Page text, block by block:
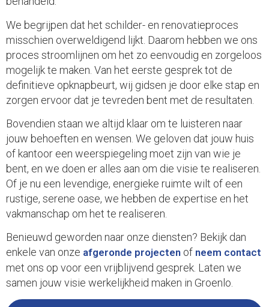
We begrijpen dat het schilder- en renovatieproces
misschien overweldigend lijkt. Daarom hebben we ons
proces stroomlijnen om het zo eenvoudig en zorgeloos
mogelijk te maken. Van het eerste gesprek tot de
definitieve opknapbeurt, wij gidsen je door elke stap en
zorgen ervoor dat je tevreden bent met de resultaten.
Bovendien staan we altijd klaar om te luisteren naar
jouw behoeften en wensen. We geloven dat jouw huis
of kantoor een weerspiegeling moet zijn van wie je
bent, en we doen er alles aan om die visie te realiseren.
Of je nu een levendige, energieke ruimte wilt of een
rustige, serene oase, we hebben de expertise en het
vakmanschap om het te realiseren.
Benieuwd geworden naar onze diensten? Bekijk dan
enkele van onze afgeronde projecten of neem contact
met ons op voor een vrijblijvend gesprek. Laten we
samen jouw visie werkelijkheid maken in Groenlo.